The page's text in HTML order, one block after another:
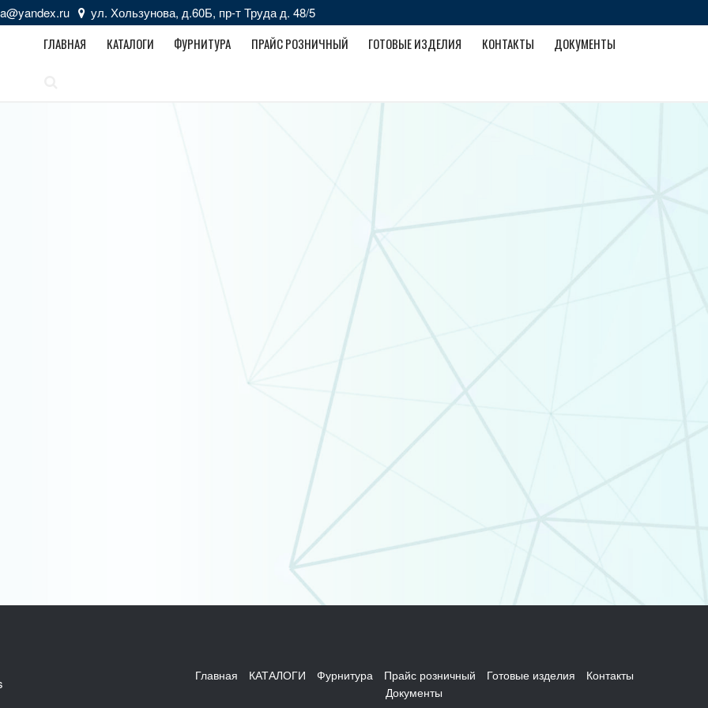
ул. Хользунова, д.60Б, пр-т Труда д. 48/5
ГЛАВНАЯ КАТАЛОГИ ФУРНИТУРА ПРАЙС РОЗНИЧНЫЙ ГОТОВЫЕ ИЗДЕЛИЯ КОНТАКТЫ ДОКУМЕНТЫ
Главная КАТАЛОГИ Фурнитура Прайс розничный Готовые изделия
Контакты
Документы